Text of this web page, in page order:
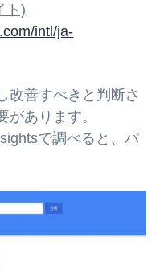
ト)
intl/ja-
改善すべきと判断さ
があります。
で調べると、パ